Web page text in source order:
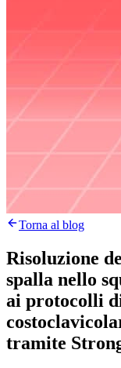
Torna al blog
Risoluzione
spalla nello
ai protocolli
tramite